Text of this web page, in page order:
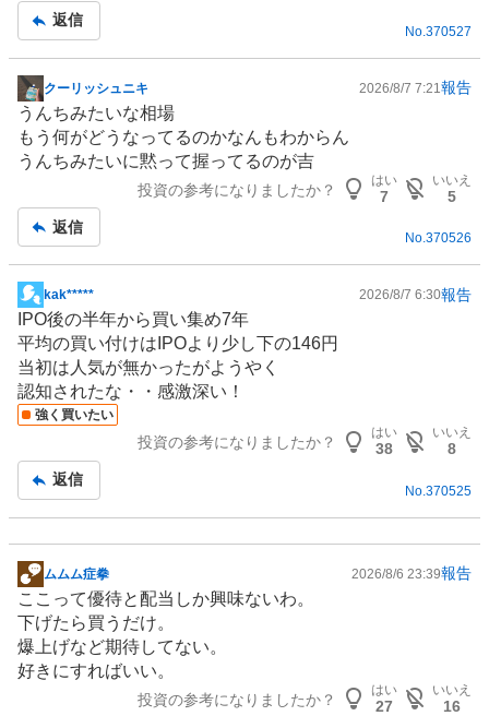
事
返信
No. 370527
掲
示
板
記
クーリッシュニキ 2026/8/7 7:21 報告
うんちみたいな相場
もう何がどうなってるのかなんもわからん
うんちみたいに黙って握ってるのが吉
投資の参考になりましたか？
はい
7
いいえ
5
返信
No.370526
掲
示
板
記
事
kak***** 2026/8/7 6:30報告
IPO後の半年から買い集め7年
平均の買い付けはIPOより少し下の146円
当初は人気が無かったがようやく
認知されたな・・感激深い！
強く買いたい
投資の参考になりましたか？
はい
38
いいえ
8
返信
No. 370525
掲
示
板
記
事
ムムム症拳 2026/8/6 23:39報告
ここって優待と配当しか興味ないわ。
下げたら買うだけ。
爆上げなど期待してない。
好きにすればいい。
投資の参考になりましたか？
はい
27
いいえ
16